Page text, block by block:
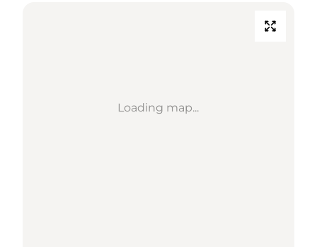
Loading map...